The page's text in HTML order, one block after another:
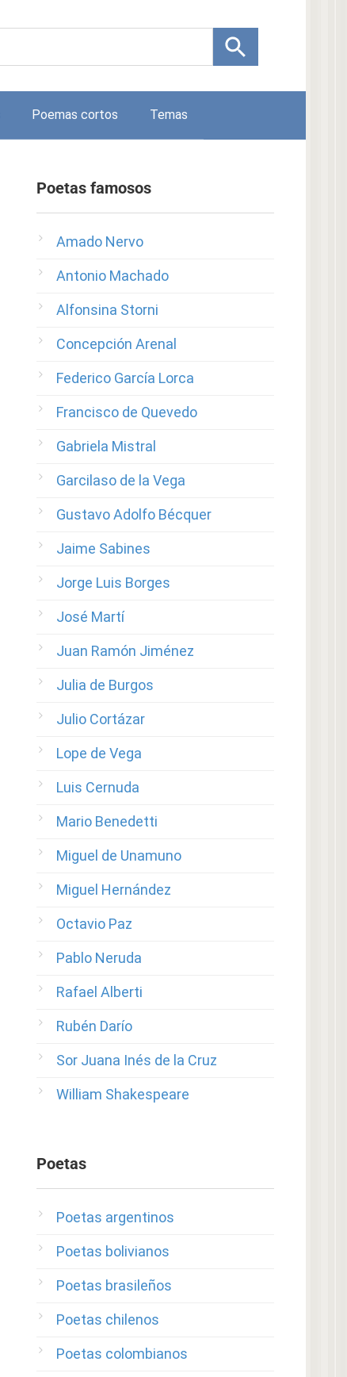
Poemas cortos Temas
Poetas famosos
Amado Nervo
Antonio Machado
Alfonsina Storni
Concepción Arenal
Federico García Lorca
Francisco de Quevedo
Gabriela Mistral
Garcilaso de la Vega
Gustavo Adolfo Bécquer
Jaime Sabines
Jorge Luis Borges
José Martí
Juan Ramón Jiménez
Julia de Burgos
Julio Cortázar
Lope de Vega
Luis Cernuda
Mario Benedetti
Miguel de Unamuno
Miguel Hernández
Octavio Paz
Pablo Neruda
Rafael Alberti
Rubén Darío
Sor Juana Inés de la Cruz
William Shakespeare
Poetas
Poetas argentinos
Poetas bolivianos
Poetas brasileños
Poetas chilenos
Poetas colombianos